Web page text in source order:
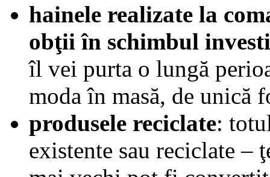
hainele realizate la
obţii în schimbul
îl vei purta o lungă
moda în masă, de unică
produsele reciclate:
existente sau reciclate –